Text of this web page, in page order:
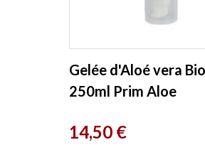
Gelée d'Aloé vera
250ml Prim Aloe
Prix
14,50 €